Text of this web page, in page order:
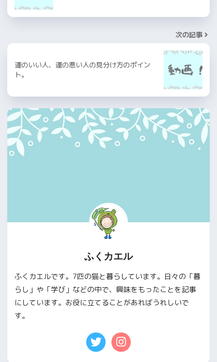
次の記事
運のいい人、運の悪い人の見分け方のポイン
ト。
ふくカエル
ふくカエルです。7匹の猫と暮らしています。日々の「暮
らし」や「学び」などの中で、興味をもったことを記事
にしています。お役に立てることがあればうれしいで
す。